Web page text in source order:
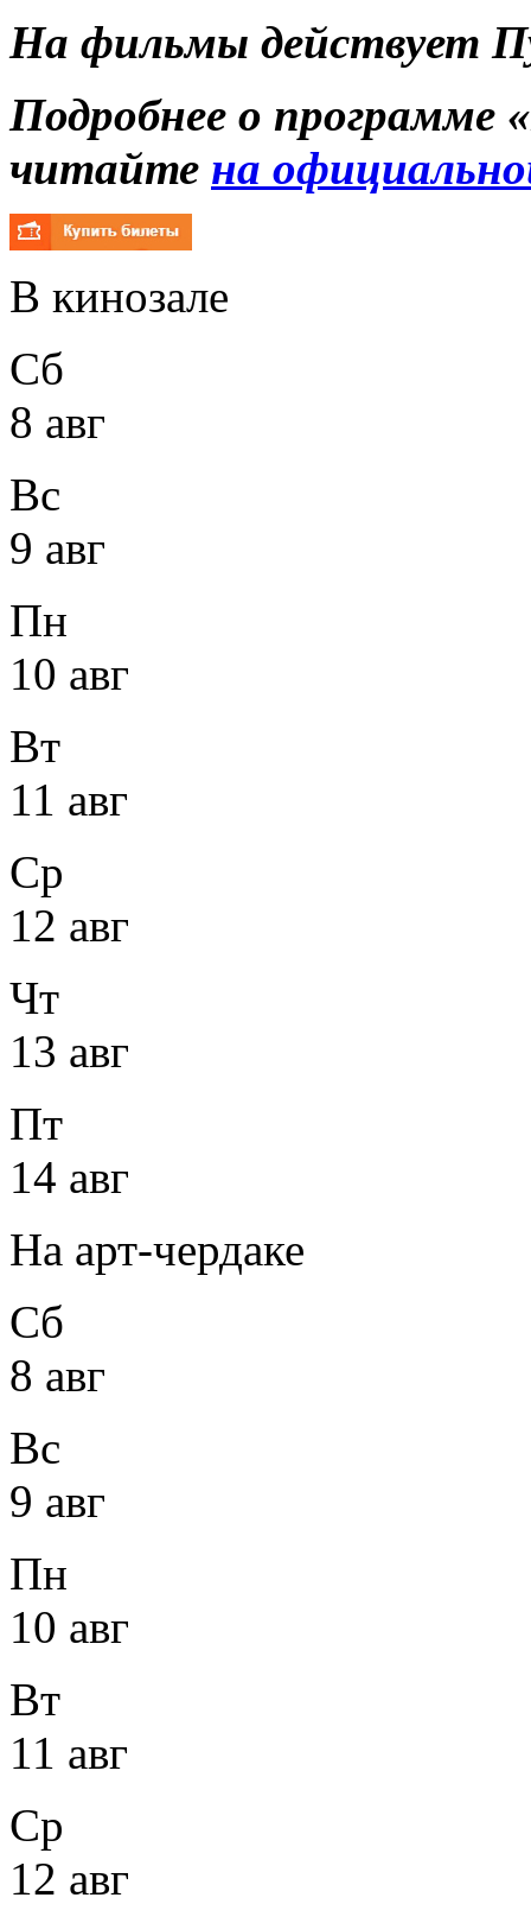
На фильмы действует
Подробнее о программе «
читайте на
В кинозале
Сб
8 авг
Вс
9 авг
Пн
10 авг
Вт
11 авг
Ср
12 авг
Чт
13 авг
Пт
14 авг
На арт-чердаке
Сб
8 авг
Вс
9 авг
Пн
10 авг
Вт
11 авг
Ср
12 авг